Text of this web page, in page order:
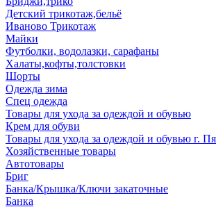
Детский трикотаж,бельё
Иваново Трикотаж
Майки
Футболки, водолазки, сарафаны
Халаты,кофты,толстовки
Шорты
Одежда зима
Спец одежда
Товары для ухода за одеждой и обувью
Крем для обуви
Товары для ухода за одеждой и обувью г.
Хозяйственные товары
Автотовары
Бриг
Банка/Крышка/Ключи закаточные
Банка